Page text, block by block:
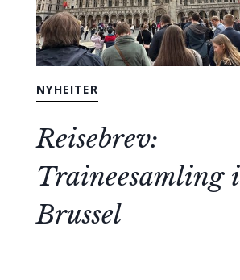
NYHEITER
Reisebrev:
Traineesamling i
Brussel